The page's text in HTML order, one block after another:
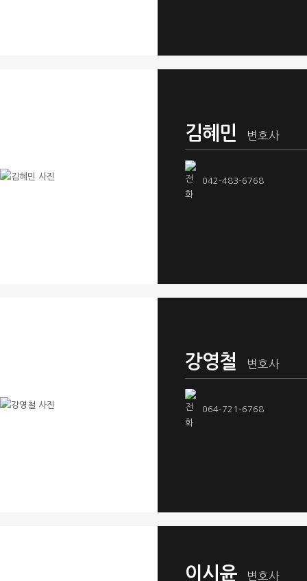
김혜민 변호사
042-483-6768
강영철 변호사
064-721-6768
이시윤 변호사